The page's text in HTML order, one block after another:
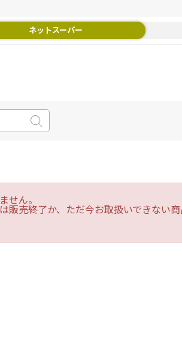
ネットスーパー
せん。
販売終了か、ただ今お取扱いできない商